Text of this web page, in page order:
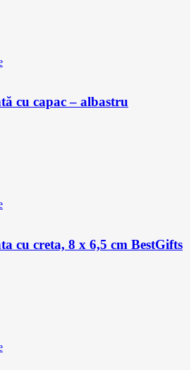
cu capac – albastru
cu creta, 8 x 6,5 cm BestGifts